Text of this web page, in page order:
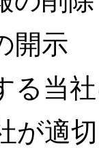
開示
る当
が適